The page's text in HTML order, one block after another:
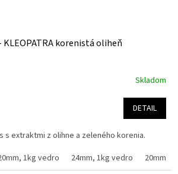
KLEOPATRA korenistá oliheň
Skladom
DETAIL
s extraktmi z olihne a zeleného korenia.
1kg vedro 24mm, 1kg vedro 20mm,